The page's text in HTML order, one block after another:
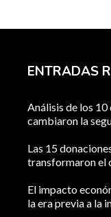
ENTRADAS
Análisis de los
cambiaron la
Las 15
transformaron el
El impacto
la era previa a la